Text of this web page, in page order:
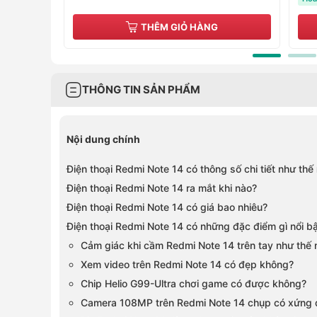
Số 484 khu 7, Xã Hoài Đức, Hà Nội
0942892255
188Ter Trần Quang Khải, Phường
1060 Đường 3/2, Phường Phú Thọ,
0702825505
505 Lê Hồng Phong, Phường Vườn
0786722255
0826802255
243 Bạch Đằng, Phường Gia Định,
0909051680
Số 254 Khánh Hội, Phường Khánh
0908572255
272 Đại Lộ Bình Dương, Phường Phú
0902840419
27M Nguyễn Ảnh Thủ, Phường
0838302255
347 Hoàng Văn Thụ, Phường Tân
572-574 Tỉnh Lộ 10, Phường Bình
0352024770
672–674 Lê Hồng Phong, Phường
0933512255
72A Nguyễn An Ninh, Phường Dĩ
THÊM GIỎ HÀNG
THÔNG TIN SẢN PHẨM
Nội dung chính
Điện thoại Redmi Note 14 có thông số chi tiết như thế
Điện thoại Redmi Note 14 ra mắt khi nào?
Điện thoại Redmi Note 14 có giá bao nhiêu?
Điện thoại Redmi Note 14 có những đặc điểm gì nổi
Cảm giác khi cầm Redmi Note 14 trên tay như thế
Xem video trên Redmi Note 14 có đẹp không?
Chip Helio G99-Ultra chơi game có được không?
Camera 108MP trên Redmi Note 14 chụp có xứng